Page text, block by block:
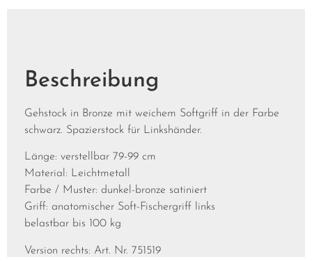
Beschreibung
Gehstock in Bronze mit weichem Softgriff in der Farbe
schwarz. Spazierstock für Linkshänder.
Länge: verstellbar 79-99 cm
Material: Leichtmetall
Farbe / Muster: dunkel-bronze satiniert
Griff: anatomischer Soft-Fischergriff links
belastbar bis 100 kg
Version rechts: Art. Nr. 751519